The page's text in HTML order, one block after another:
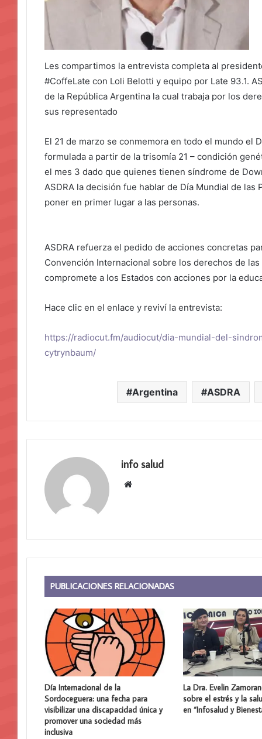
Les compartimos la entrevista completa al
#CoffeLate con Loli Belotti y equipo por Late 93.1.
de la República Argentina la cual trabaja por los
sus representado
El 21 de marzo se conmemora en todo el mundo el
formulada a partir de la trisomía 21 – condición
el mes 3 dado que quienes tienen síndrome de
ASDRA la decisión fue hablar de Día Mundial de
poner en primer lugar a las personas.
ASDRA refuerza el pedido de acciones concretas
Convención Internacional sobre los derechos de
compromete a los Estados con acciones por la
Hace clic en el enlace y reviví la entrevista:
https://radiocut.fm/audiocut/dia-mundial-del-
cytrynbaum/
Argentina ASDRA
info salud
Sitio
PUBLICACIONES RELACIONADAS
Día Internacional de la
Sordoceguera: una fecha para
visibilizar una discapacidad única y
promover una sociedad más
inclusiva
La Dra. Evelin
sobre el estrés y la
en “Infosalud y